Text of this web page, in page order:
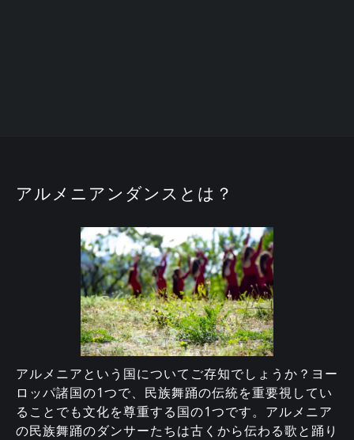
アルメニアンダンスとは？
アルメニアという国についてご存知でしょうか？ヨー
ロッパ諸国の1つで、民族舞踊の伝統を重要視してい
ることでも文化を尊重する国の1つです。アルメニア
の民族舞踊のダンサーたちは古くから伝わる歌と踊り